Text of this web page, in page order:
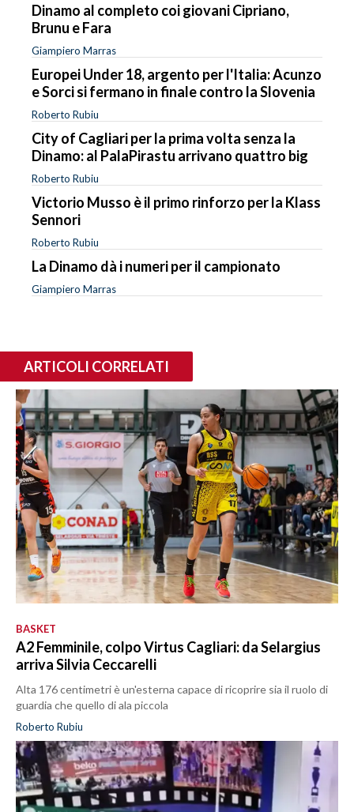
Dinamo al completo coi giovani Cipriano,
Brunu e Fara
Giampiero Marras
Europei Under 18, argento per l'Italia: Acunzo
e Sorci si fermano in finale contro la Slovenia
Roberto Rubiu
City of Cagliari per la prima volta senza la
Dinamo: al PalaPirastu arrivano quattro big
Roberto Rubiu
Victorio Musso è il primo rinforzo per la Klass
Sennori
Roberto Rubiu
La Dinamo dà i numeri per il campionato
Giampiero Marras
ARTICOLI CORRELATI
BASKET
A2 Femminile, colpo Virtus Cagliari: da Selargius
arriva Silvia Ceccarelli
Alta 176 centimetri è un'esterna capace di ricoprire sia il ruolo di
guardia che quello di ala piccola
Roberto Rubiu